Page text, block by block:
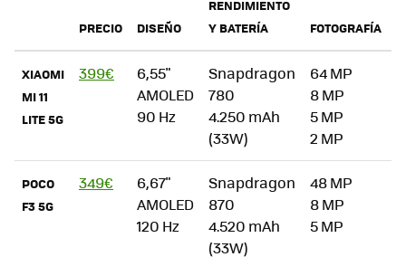
PRECIO DISEÑO
RENDIMIENTO
Y BATERÍA
FOTOGRAFÍA
XIAOMI
MI 11
LITE 5G
399€
6,55"
AMOLED
90 Hz
Snapdragon
780
4.250 mAh
(33W)
64 MP
8 MP
5 MP
2 MP
POCO
F3 5G
349€
6,67"
AMOLED
120 Hz
Snapdragon
870
4.520 mAh
(33W)
48 MP
8 MP
5 MP